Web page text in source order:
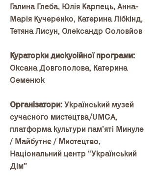
Галина Глеба, Юлія Карпець, Анна-
Марія Кучеренко, Катерина Лібкінд,
Тетяна Лисун, Олександр Соловйов
Кураторки дискусійної програми:
Оксана Довгополова, Катерина
Семенюк
Організатори: Український музей
сучасного мистецтва/UMCA,
платформа культури памʼяті Минуле
/ Майбутнє / Мистецтво,
Національний центр “Український
Дім”